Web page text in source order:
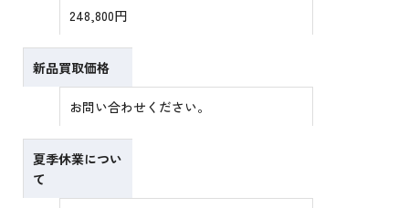
248,800円
新品買取価格
お問い合わせください。
夏季休業につい
て